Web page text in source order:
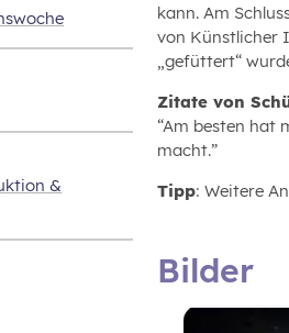
&
kann. Am
von Künstlicher
„gefüttert“
Zitate von
“Am besten hat
macht.”
Tipp: Weitere
Bilder